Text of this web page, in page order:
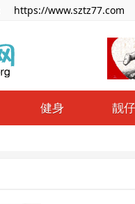
https://www.sztz77.com
健身 靓仔